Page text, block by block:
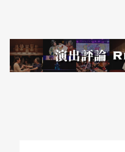
長波段從紅外線到赫茲遞減
線電波，短波段則從紫外線